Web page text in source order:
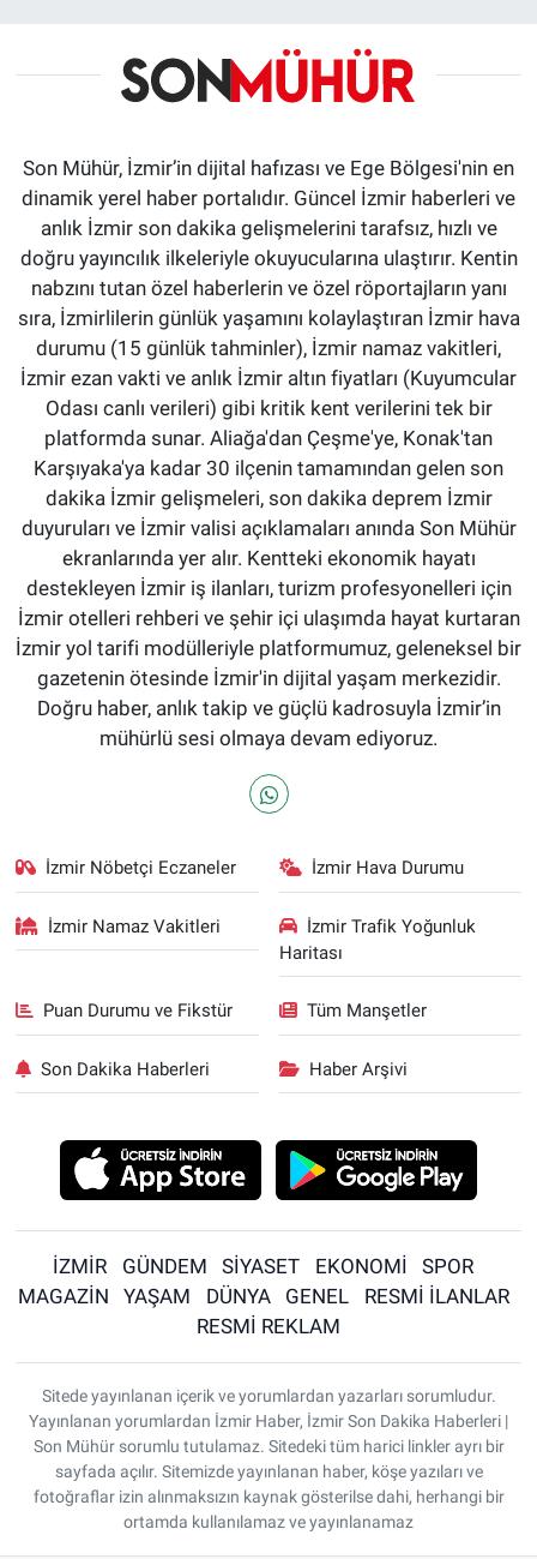
Son Mühür, İzmir’in dijital hafızası ve Ege Bölgesi'nin en
dinamik yerel haber portalıdır. Güncel İzmir haberleri ve
anlık İzmir son dakika gelişmelerini tarafsız, hızlı ve
doğru yayıncılık ilkeleriyle okuyucularına ulaştırır. Kentin
nabzını tutan özel haberlerin ve özel röportajların yanı
sıra, İzmirlilerin günlük yaşamını kolaylaştıran İzmir hava
durumu (15 günlük tahminler), İzmir namaz vakitleri,
İzmir ezan vakti ve anlık İzmir altın fiyatları (Kuyumcular
Odası canlı verileri) gibi kritik kent verilerini tek bir
platformda sunar. Aliağa'dan Çeşme'ye, Konak'tan
Karşıyaka'ya kadar 30 ilçenin tamamından gelen son
dakika İzmir gelişmeleri, son dakika deprem İzmir
duyuruları ve İzmir valisi açıklamaları anında Son Mühür
ekranlarında yer alır. Kentteki ekonomik hayatı
destekleyen İzmir iş ilanları, turizm profesyonelleri için
İzmir otelleri rehberi ve şehir içi ulaşımda hayat kurtaran
İzmir yol tarifi modülleriyle platformumuz, geleneksel bir
gazetenin ötesinde İzmir'in dijital yaşam merkezidir.
Doğru haber, anlık takip ve güçlü kadrosuyla İzmir’in
mühürlü sesi olmaya devam ediyoruz.
İzmir Nöbetçi Eczaneler İzmir Hava Durumu
İzmir Namaz Vakitleri
İzmir Trafik Yoğunluk
Haritası
Puan Durumu ve Fikstür Tüm Manşetler
Son Dakika Haberleri Haber Arşivi
İZMİR GÜNDEM SİYASET EKONOMİ
SPOR
MAGAZİN
YAŞAM DÜNYA GENEL
RESMİ İLANLAR
RESMİ REKLAM
Sitede yayınlanan içerik ve yorumlardan yazarları sorumludur.
Yayınlanan yorumlardan İzmir Haber, İzmir Son Dakika Haberleri |
Son Mühür sorumlu tutulamaz. Sitedeki tüm harici linkler ayrı bir
sayfada açılır. Sitemizde yayınlanan haber, köşe yazıları ve
fotoğraflar izin alınmaksızın kaynak gösterilse dahi, herhangi bir
ortamda kullanılamaz ve yayınlanamaz